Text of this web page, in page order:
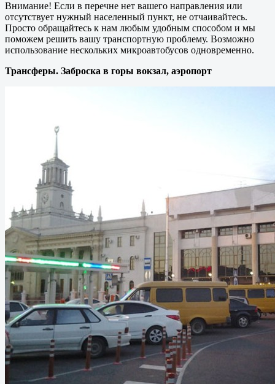
Внимание! Если в перечне нет вашего направления или
отсутствует нужный населенный пункт, не отчаивайтесь.
Просто обращайтесь к нам любым удобным способом и мы
поможем решить вашу транспортную проблему. Возможно
использование нескольких микроавтобусов одновременно.
Трансферы. Заброска в горы вокзал, аэропорт